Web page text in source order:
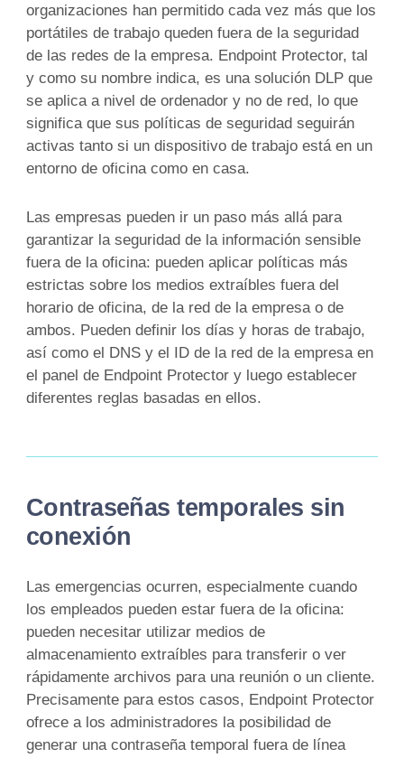
organizaciones han permitido cada vez más que los
portátiles de trabajo queden fuera de la seguridad
de las redes de la empresa. Endpoint Protector, tal
y como su nombre indica, es una solución DLP que
se aplica a nivel de ordenador y no de red, lo que
significa que sus políticas de seguridad seguirán
activas tanto si un dispositivo de trabajo está en un
entorno de oficina como en casa.
Las empresas pueden ir un paso más allá para
garantizar la seguridad de la información sensible
fuera de la oficina: pueden aplicar políticas más
estrictas sobre los medios extraíbles fuera del
horario de oficina, de la red de la empresa o de
ambos. Pueden definir los días y horas de trabajo,
así como el DNS y el ID de la red de la empresa en
el panel de Endpoint Protector y luego establecer
diferentes reglas basadas en ellos.
Contraseñas temporales sin
conexión
Las emergencias ocurren, especialmente cuando
los empleados pueden estar fuera de la oficina:
pueden necesitar utilizar medios de
almacenamiento extraíbles para transferir o ver
rápidamente archivos para una reunión o un cliente.
Precisamente para estos casos, Endpoint Protector
ofrece a los administradores la posibilidad de
generar una contraseña temporal fuera de línea